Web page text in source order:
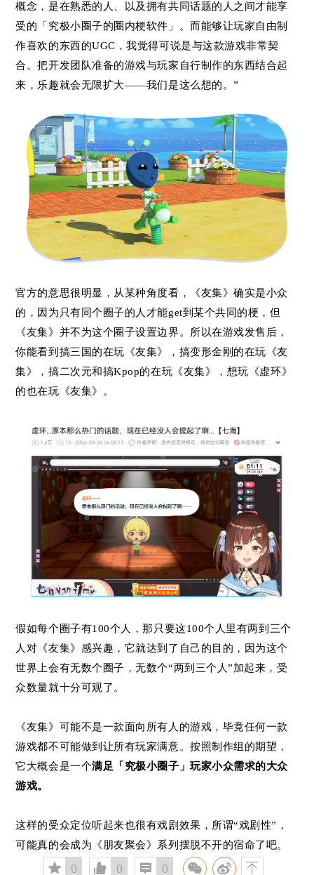
概念，是在熟悉的人、以及拥有共同话题的人之间才能享
受的「究极小圈子的圈内梗软件」。而能够让玩家自由制
作喜欢的东西的UGC，我觉得可说是与这款游戏非常契
合。把开发团队准备的游戏与玩家自行制作的东西结合起
来，乐趣就会无限扩大——我们是这么想的。”
官方的意思很明显，从某种角度看，《友集》确实是小众
的，因为只有同个圈子的人才能get到某个共同的梗，但
《友集》并不为这个圈子设置边界。所以在游戏发售后，
你能看到搞三国的在玩《友集》，搞变形金刚的在玩《友
集》，搞二次元和搞Kpop的在玩《友集》，想玩《虚环》
的也在玩《友集》。
假如每个圈子有100个人，那只要这100个人里有两到三个
人对《友集》感兴趣，它就达到了自己的目的，因为这个
世界上会有无数个圈子，无数个“两到三个人”加起来，受
众数量就十分可观了。
《友集》可能不是一款面向所有人的游戏，毕竟任何一款
游戏都不可能做到让所有玩家满意。按照制作组的期望，
它大概会是一个满足「究极小圈子」玩家小众需求的大众
游戏。
这样的受众定位听起来也很有戏剧效果，所谓“戏剧性”，
可能真的会成为《朋友聚会》系列摆脱不开的宿命了吧。
󰅄 0  0  0 